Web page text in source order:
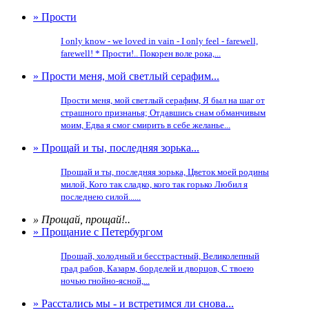
» Прости
I only know - we loved in vain - I only feel - farewell,
farewell! * Прости!.. Покорен воле рока,...
» Прости меня, мой светлый серафим...
Прости меня, мой светлый серафим, Я был на шаг от
страшного признанья; Отдавшись снам обманчивым
моим, Едва я смог смирить в себе желанье...
» Прощай и ты, последняя зорька...
Прощай и ты, последняя зорька, Цветок моей родины
милой, Кого так сладко, кого так горько Любил я
последнею силой......
» Прощай, прощай!..
» Прощание с Петербургом
Прощай, холодный и бесстрастный, Великолепный
град рабов, Казарм, борделей и дворцов, С твоею
ночью гнойно-ясной,...
» Расстались мы - и встретимся ли снова...